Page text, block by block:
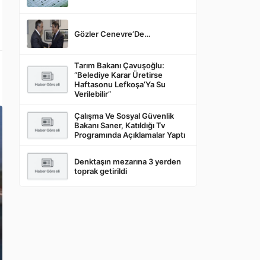
Gözler Cenevre’De…
Tarım Bakanı Çavuşoğlu:
“Belediye Karar Üretirse
Haftasonu Lefkoşa’Ya Su
Verilebilir”
Çalışma Ve Sosyal Güvenlik
Bakanı Saner, Katıldığı Tv
Programında Açıklamalar Yaptı
Denktaşın mezarına 3 yerden
toprak getirildi